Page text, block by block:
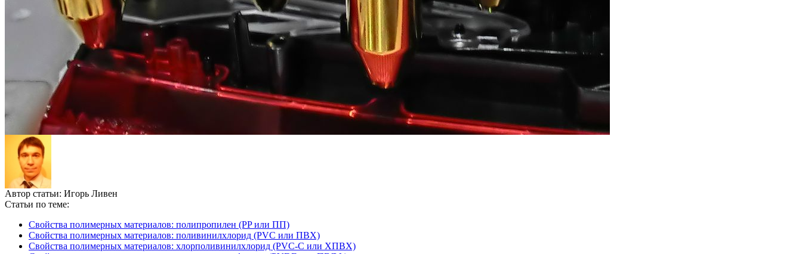
Автор статьи: Игорь Ливен
Статьи по теме:
Свойства полимерных материалов: полипропилен (PP или ПП)
Свойства полимерных материалов: поливинилхлорид (PVC или ПВХ)
Свойства полимерных материалов: хлорполивинилхлорид (PVC-C или ХПВХ)